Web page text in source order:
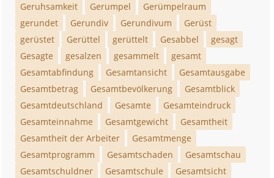
Geruhsamkeit
Gerumpel
Gerümpelraum
gerundet
Gerundiv Gerundivum
Gerüst
gerüstet
Gerüttel gerüttelt Gesabbel
gesagt
Gesagte
gesalzen gesammelt
gesamt
Gesamtabfindung
Gesamtansicht
Gesamtausgabe
Gesamtbetrag
Gesamtbevölkerung
Gesamtblick
Gesamtdeutschland
Gesamte
Gesamteindruck
Gesamteinnahme
Gesamtgewicht
Gesamtheit
Gesamtheit der Arbeiter
Gesamtmenge
Gesamtprogramm
Gesamtschaden
Gesamtschau
Gesamtschuldner
Gesamtschule
Gesamtsicht